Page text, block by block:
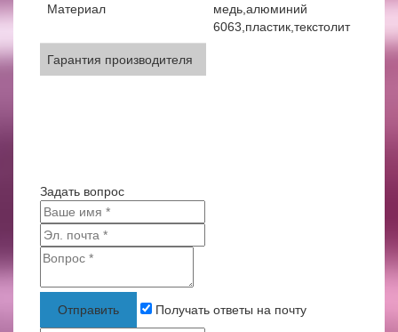
Материал
медь,алюминий
6063,пластик,текстолит
Гарантия производителя
Задать вопрос
Отправить Получать ответы на почту